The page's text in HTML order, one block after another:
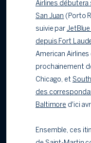
Airlines
San Juan (Porto
suivie par
depuis Fort
American
prochainement
Chicago, et
des
Baltimore d'ici
Ensemble, ces